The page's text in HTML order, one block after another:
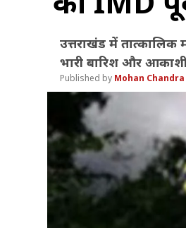
उत्तराखंड में
भारी बारिश और
Mohan Chandra